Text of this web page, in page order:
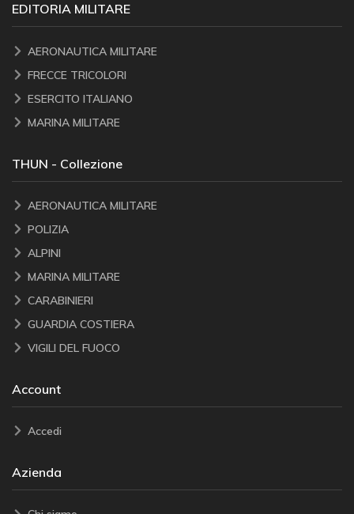
EDITORIA MILITARE
AERONAUTICA MILITARE
FRECCE TRICOLORI
ESERCITO ITALIANO
MARINA MILITARE
THUN - Collezione
AERONAUTICA MILITARE
POLIZIA
ALPINI
MARINA MILITARE
CARABINIERI
GUARDIA COSTIERA
VIGILI DEL FUOCO
Account
Accedi
Azienda